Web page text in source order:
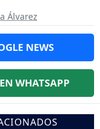
Álvarez
NEWS
WHATSAPP